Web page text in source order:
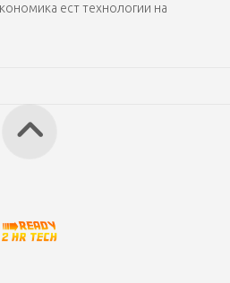
ест технологии на